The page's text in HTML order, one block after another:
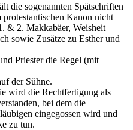
die sogenannten Spätschriften
protestantischen Kanon nicht
& 2. Makkabäer, Weisheit
sowie Zusätze zu Esther und
Priester die Regel (mit
der Sühne.
wird die Rechtfertigung als
bei dem die
eingegossen wird und
zu tun.